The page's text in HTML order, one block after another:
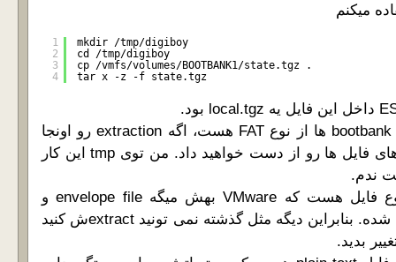
میکنم
1
2
3
4
mkdir /tmp/digiboy
cd /tmp/digiboy
cp /vmfs/volumes/BOOTBANK1/state.tgz .
tar x -z -f state.tgz
چون فایل سیستم bootbank ها از نوع FAT هست، اگه extraction رو اونجا
انجام بدید permission های فایل ها رو از دست خواهید داد. من توی tmp این کار
ندم.
فایل local.tgz.ve یه نوع فایل هست که VMware بهش میگه envelope file و
روش encryption اعمال شده. بنابراین دیگه مثل گذشته نمی تونید extractش کنید
بدید.